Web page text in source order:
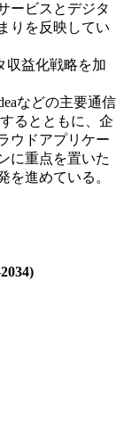
ービスとデジタ
りを反映してい
収益化戦略を加
などの主要通信
るとともに、企
ウドアプリケー
に重点を置いた
を進めている。